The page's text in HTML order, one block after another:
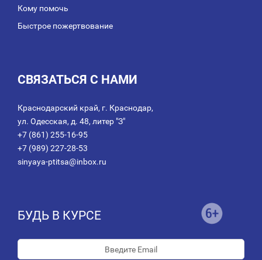
Кому помочь
Быстрое пожертвование
СВЯЗАТЬСЯ С НАМИ
Краснодарский край, г. Краснодар,
ул. Одесская, д. 48, литер "З"
+7 (861) 255-16-95
+7 (989) 227-28-53
sinyaya-ptitsa@inbox.ru
БУДЬ В КУРСЕ